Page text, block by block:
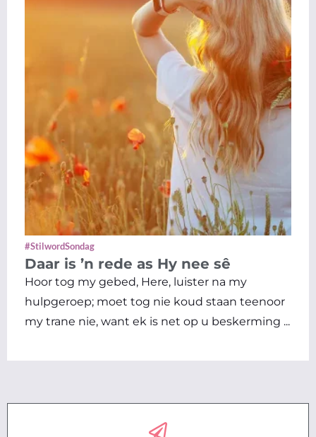
#StilwordSondag
Daar is ’n rede as Hy nee sê
Hoor tog my gebed, Here, luister na my
hulpgeroep; moet tog nie koud staan teenoor
my trane nie, want ek is net op u beskerming ...